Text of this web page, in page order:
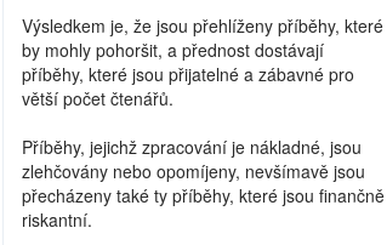
Výsledkem je, že jsou přehlíženy příběhy, které
by mohly pohoršit, a přednost dostávají
příběhy, které jsou přijatelné a zábavné pro
větší počet čtenářů.
Příběhy, jejichž zpracování je nákladné, jsou
zlehčovány nebo opomíjeny, nevšímavě jsou
přecházeny také ty příběhy, které jsou finančně
riskantní.